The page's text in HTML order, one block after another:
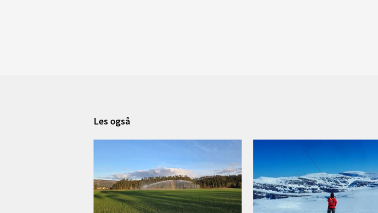
Les også